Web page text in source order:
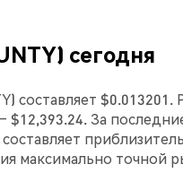
сегодня
составляет
$12,393.24. За
максимально точной